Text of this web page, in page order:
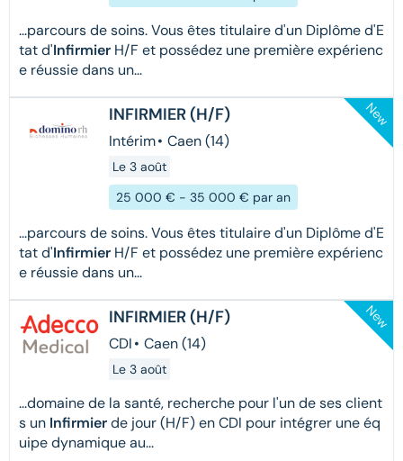
...parcours de soins. Vous êtes titulaire d'un Diplôme d'E
tat d'Infirmier H/F et possédez une première expérienc
e réussie dans un...
INFIRMIER (H/F)
Intérim• Caen (14)
Le 3 août
25 000 € - 35 000 € par an
...parcours de soins. Vous êtes titulaire d'un Diplôme d'E
tat d'Infirmier H/F et possédez une première expérienc
e réussie dans un...
New
INFIRMIER (H/F)
CDI• Caen (14)
Le 3 août
...domaine de la santé, recherche pour l'un de ses client
s un Infirmierde jour (H/F) en CDI pour intégrer une éq
uipe dynamique au...
New